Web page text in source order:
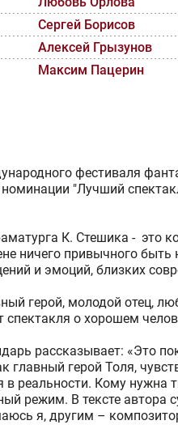
Сергей Борисов
Алексей Грызунов
Максим Пацерин
фестиваля
"Лучший
К. Стешика - это
ничего привычного
и эмоций, близких
герой, молодой отец,
спектакля о хорошем
рассказывает: «Это
герой Толя,
реальности. Кому нужна
режим. В тексте автора
я, другим –